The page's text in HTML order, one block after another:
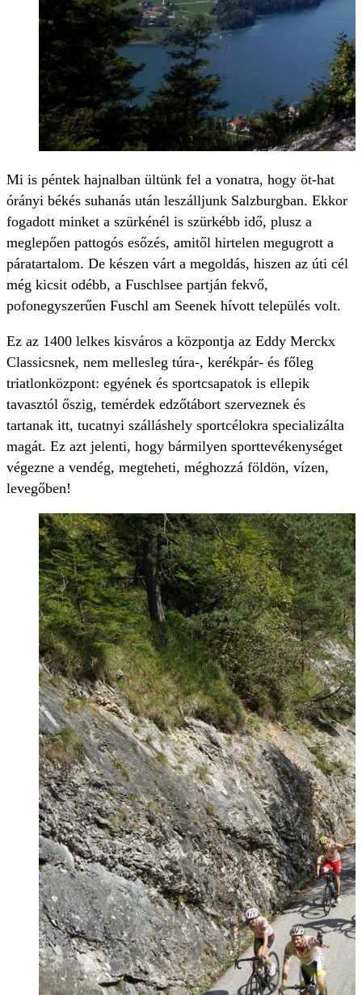
Mi is péntek hajnalban ültünk fel a vonatra, hogy öt-hat
órányi békés suhanás után leszálljunk Salzburgban. Ekkor
fogadott minket a szürkénél is szürkébb idő, plusz a
meglepően pattogós esőzés, amitől hirtelen megugrott a
páratartalom. De készen várt a megoldás, hiszen az úti cél
még kicsit odébb, a Fuschlsee partján fekvő,
pofonegyszerűen Fuschl am Seenek hívott település volt.
Ez az 1400 lelkes kisváros a központja az Eddy Merckx
Classicsnek, nem mellesleg túra-, kerékpár- és főleg
triatlonközpont: egyének és sportcsapatok is ellepik
tavasztól őszig, temérdek edzőtábort szerveznek és
tartanak itt, tucatnyi szálláshely sportcélokra specializálta
magát. Ez azt jelenti, hogy bármilyen sporttevékenységet
végezne a vendég, megteheti, méghozzá földön, vízen,
levegőben!